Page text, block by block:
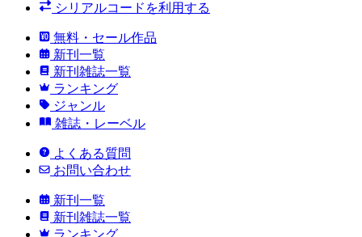
シリアルコードを利用する
無料・セール作品
新刊一覧
新刊雑誌一覧
ランキング
ジャンル
雑誌・レーベル
よくある質問
お問い合わせ
新刊一覧
新刊雑誌一覧
ランキング